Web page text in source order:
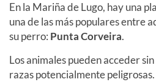
En la Mariña de Lugo, hay una
una de las más populares entre
su perro: Punta Corveira.
Los animales pueden acceder
razas potencialmente peligrosas.